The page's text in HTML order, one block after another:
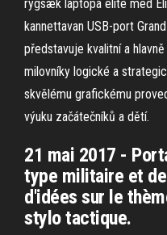
rygsæk laptopa elite med
kannettavan USB-port
představuje kvalitní a
milovníky logické a
skvělému grafickému
výuku začátečníků a dětí.
21 mai 2017 -
type militaire et
d'idées sur le
stylo tactique.